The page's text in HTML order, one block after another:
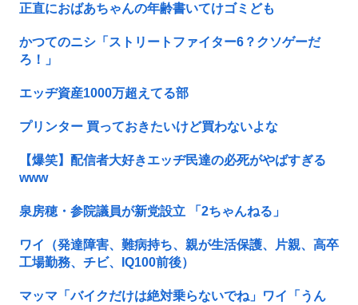
正直におばあちゃんの年齢書いてけゴミども
かつてのニシ「ストリートファイター6？クソゲーだ
ろ！」
エッヂ資産1000万超えてる部
プリンター 買っておきたいけど買わないよな
【爆笑】配信者大好きエッヂ民達の必死がやばすぎる
www
泉房穂・参院議員が新党設立 「2ちゃんねる」
ワイ（発達障害、難病持ち、親が生活保護、片親、高卒
工場勤務、チビ、IQ100前後）
マッマ「バイクだけは絶対乗らないでね」ワイ「うん